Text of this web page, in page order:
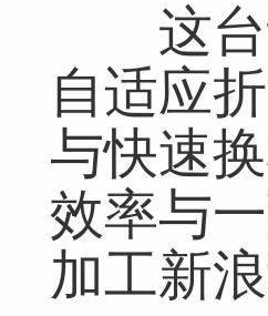
这台
自适应
与快速
效率与
加工新浪